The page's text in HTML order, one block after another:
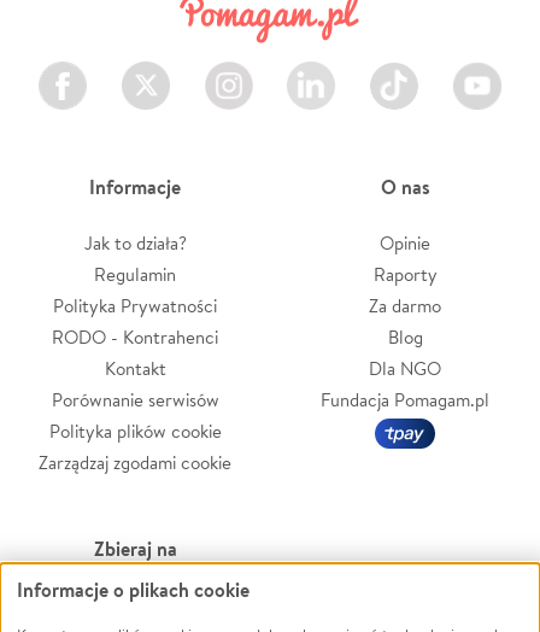
Facebook Twitter Instagram LinkedIn TikTok Youtube
Informacje
Jak to działa?
Regulamin
Polityka Prywatności
RODO - Kontrahenci
Kontakt
Porównanie serwisów
Polityka plików cookie
Zarządzaj zgodami cookie
O nas
Opinie
Raporty
Za darmo
Blog
Dla NGO
Fundacja Pomagam.pl
Zbieraj na
Leczenie
Informacje o plikach cookie